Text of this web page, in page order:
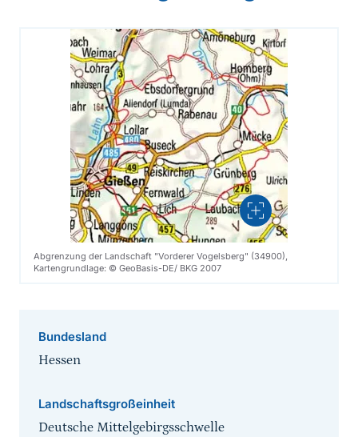
Vergrößern
Abgrenzung der Landschaft "Vorderer Vogelsberg" (34900),
Kartengrundlage: © GeoBasis-DE/ BKG 2007
Bundesland
Hessen
Landschaftsgroßeinheit
Deutsche Mittelgebirgsschwelle